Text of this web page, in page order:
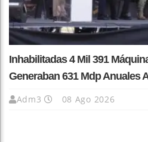
Inhabilitadas 4 Mil 391
Generaban 631 Mdp Anuales
Adm3 08 Ago 2026